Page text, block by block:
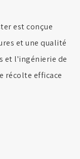
est conçue
et une qualité
et l'ingénierie de
récolte efficace